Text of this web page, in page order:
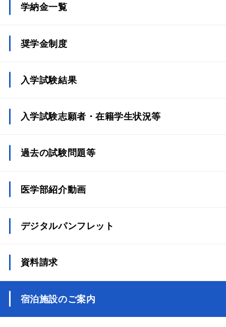
学校推薦型選抜
学納金一覧
奨学金制度
入学試験結果
入学試験志願者・在籍学生状況等
過去の試験問題等
医学部紹介動画
デジタルパンフレット
資料請求
宿泊施設のご案内